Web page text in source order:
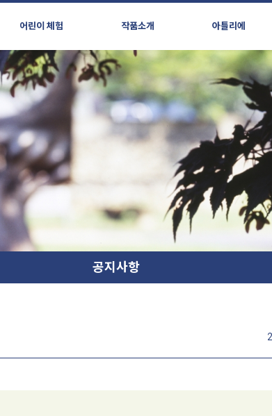
어린이 체험 작품소개 아틀리에
공지사항